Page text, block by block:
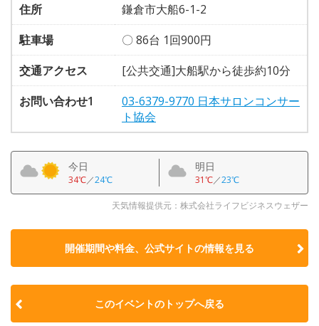
住所
鎌倉市大船6-1-2
駐車場
〇 86台 1回900円
交通アクセス
[公共交通]大船駅から徒歩約10分
お問い合わせ1
03-6379-9770 日本サロンコンサー
ト協会
今日
34℃／24℃
明日
31℃／23℃
天気情報提供元：株式会社ライフビジネスウェザー
開催期間や料金、公式サイトの情報を見る
このイベントのトップへ戻る